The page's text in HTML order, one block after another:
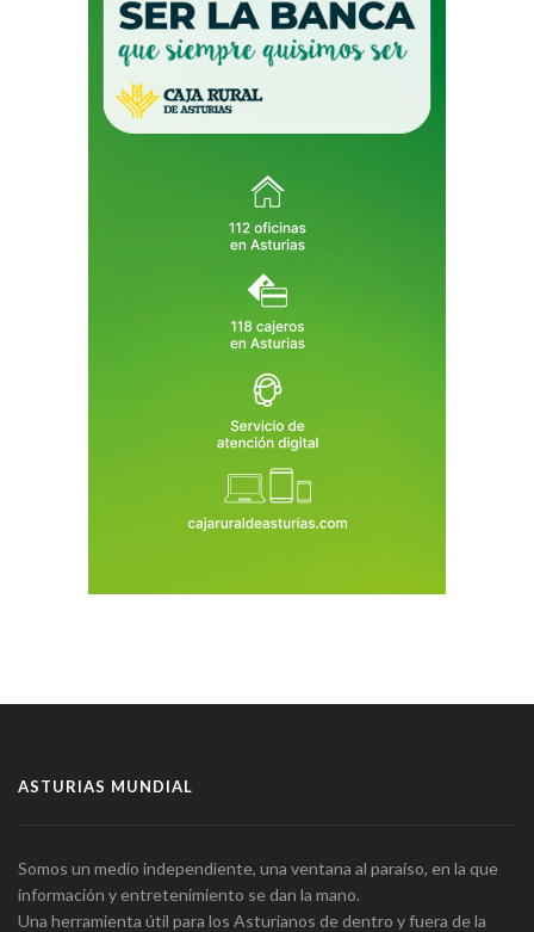
ASTURIAS MUNDIAL
Somos un medio independiente, una ventana al paraíso, en la que
información y entretenimiento se dan la mano.
Una herramienta útil para los Asturianos de dentro y fuera de la